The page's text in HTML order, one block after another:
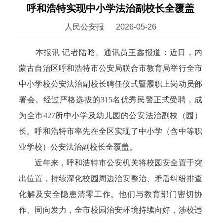
呼和浩特实现中小学法治副校长全覆盖
人民公安报 2026-05-26
本报讯 记者陆晗、通讯员王鑫报道：近日，内
蒙古自治区呼和浩特市公安局联合市教育局举行全市
中小学校公安法治副校长聘任仪式暨履职上岗动员部
署会。经过严格选拔的315名优秀民警正式受聘，成
为全市427所中小学及幼儿园的公安法治副校（园）
长。呼和浩特市率先在全区实现了中小学（含中等职
业学校）公安法治副校长全覆盖。
近年来，呼和浩特市公安机关将校园安全置于突
出位置，持续深化校园周边治安整治、矛盾纠纷排查
化解及安全隐患清零工作。他们与教育部门密切协
作、同向发力，全市校园治安环境持续向好，涉校违